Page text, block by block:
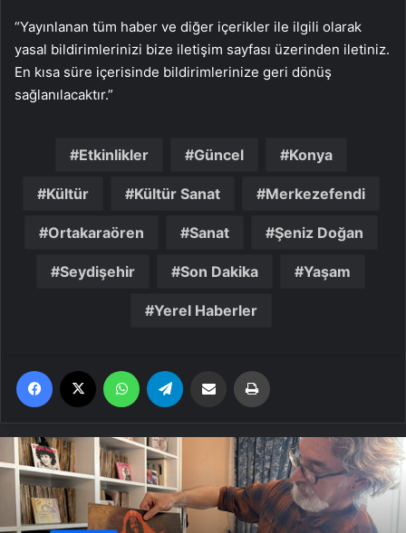
“Yayınlanan tüm haber ve diğer içerikler ile ilgili olarak
yasal bildirimlerinizi bize iletişim sayfası üzerinden iletiniz.
En kısa süre içerisinde bildirimlerinize geri dönüş
sağlanılacaktır.”
Etkinlikler Güncel Konya
Kültür Kültür Sanat Merkezefendi
Ortakaraören Sanat Şeniz Doğan
Seydişehir Son Dakika Yaşam
Yerel Haberler
Facebook WhatsApp Email'den paylaş